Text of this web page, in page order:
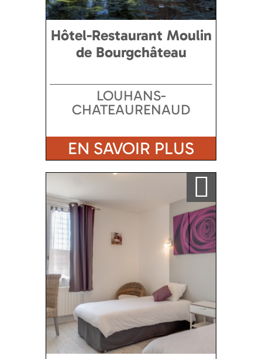
Hôtel-Restaurant Moulin
de Bourgchâteau
LOUHANS-
CHATEAURENAUD
EN SAVOIR PLUS
Ajouter a ma sélection